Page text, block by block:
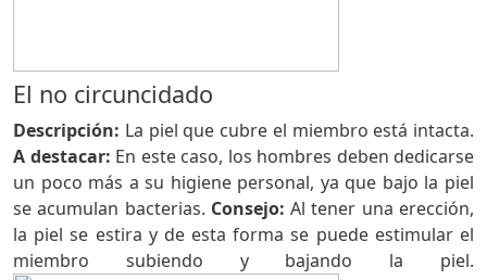
El no circuncidado
Descripción: La piel que cubre el miembro está intacta.
A destacar: En este caso, los hombres deben dedicarse
un poco más a su higiene personal, ya que bajo la piel
se acumulan bacterias. Consejo:Al tener una erección,
la piel se estira y de esta forma se puede estimular el
miembro subiendo y bajando la piel.